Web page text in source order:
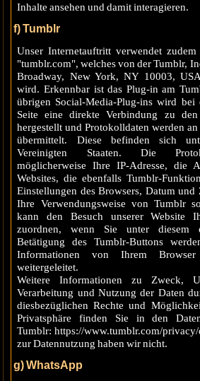
Inhalte ansehen und damit interagieren.
f) Tumblr
Unser Internetauftritt verwendet
"tumblr.com", welches von der Tumblr,
Broadway, New York, NY 10003,
wird. Erkennbar ist das Plug-in am
übrigen Social-Media-Plug-ins wird bei
Seite eine direkte Verbindung zu
hergestellt und Protokolldaten werden
übermittelt. Diese befinden sich
Vereinigten Staaten. Die
möglicherweise Ihre IP-Adresse, die
Websites, die ebenfalls Tumblr-
Einstellungen des Browsers, Datum
Ihre Verwendungsweise von Tumblr
kann den Besuch unserer Website
zuordnen, wenn Sie unter diesem
Betätigung des Tumblr-Buttons
Informationen von Ihrem
weitergeleitet.
Weitere Informationen zu Zweck,
Verarbeitung und Nutzung der Daten
diesbezüglichen Rechte und
Privatsphäre finden Sie in den
Tumblr: https://www.tumblr.com/privacy/
zur Datennutzung haben wir nicht.
g) WhatsApp